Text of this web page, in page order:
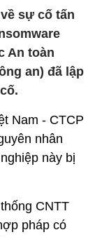
sự cố tấn
An toàn
an) đã lập
Nam - CTCP
nhân
này bị
CNTT
pháp có